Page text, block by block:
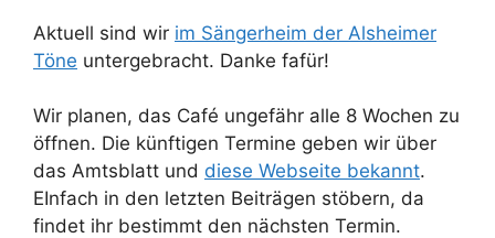
Aktuell sind wir im Sängerheim der Alsheimer
Töne untergebracht. Danke fafür!
Wir planen, das Café ungefähr alle 8 Wochen zu
öffnen. Die künftigen Termine geben wir über
das Amtsblatt und diese Webseite bekannt.
EInfach in den letzten Beiträgen stöbern, da
findet ihr bestimmt den nächsten Termin.